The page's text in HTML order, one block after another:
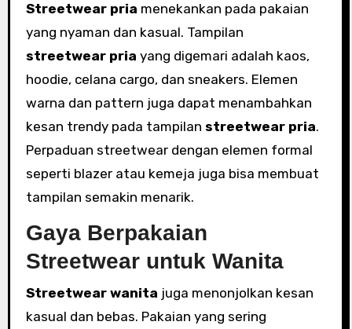
Streetwear pria menekankan pada pakaian
yang nyaman dan kasual. Tampilan
streetwear pria yang digemari adalah kaos,
hoodie, celana cargo, dan sneakers. Elemen
warna dan pattern juga dapat menambahkan
kesan trendy pada tampilan streetwear pria.
Perpaduan streetwear dengan elemen formal
seperti blazer atau kemeja juga bisa membuat
tampilan semakin menarik.
Gaya Berpakaian
Streetwear untuk Wanita
Streetwear wanita juga menonjolkan kesan
kasual dan bebas. Pakaian yang sering